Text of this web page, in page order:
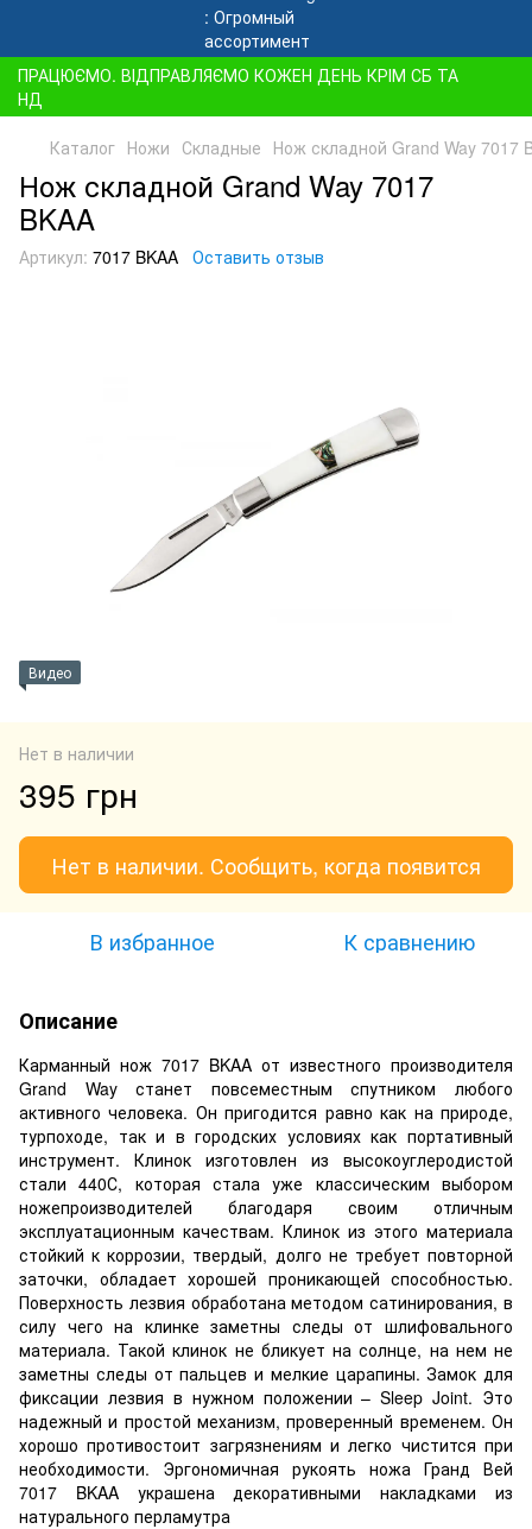
ПРАЦЮЄМО. ВІДПРАВЛЯЄМО КОЖЕН ДЕНЬ КРІМ СБ ТА
НД
Каталог Ножи Складные Нож складной Grand Way 7017
Нож складной Grand Way 7017
BKAA
Артикул: 7017 BKAA Оставить отзыв
Видео
Нет в наличии
395 грн
Нет в наличии. Сообщить, когда появится
В избранное К сравнению
Описание
Карманный нож 7017 BKAA от известного производителя
Grand Way станет повсеместным спутником любого
активного человека. Он пригодится равно как на природе,
турпоходе, так и в городских условиях как портативный
инструмент. Клинок изготовлен из высокоуглеродистой
стали 440С, которая стала уже классическим выбором
ножепроизводителей благодаря своим отличным
эксплуатационным качествам. Клинок из этого материала
стойкий к коррозии, твердый, долго не требует повторной
заточки, обладает хорошей проникающей способностью.
Поверхность лезвия обработана методом сатинирования, в
силу чего на клинке заметны следы от шлифовального
материала. Такой клинок не бликует на солнце, на нем не
заметны следы от пальцев и мелкие царапины. Замок для
фиксации лезвия в нужном положении – Sleep Joint. Это
надежный и простой механизм, проверенный временем. Он
хорошо противостоит загрязнениям и легко чистится при
необходимости. Эргономичная рукоять ножа Гранд Вей
7017 BKAA украшена декоративными накладками из
натурального перламутра